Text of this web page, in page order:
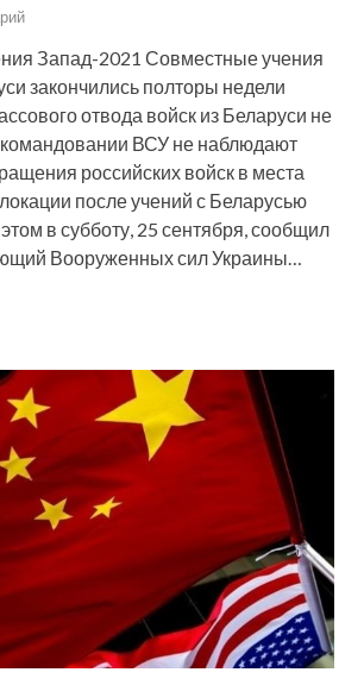
Запад-2021 Совместные учения
закончились полторы недели
отвода войск из Беларуси не
ВСУ не наблюдают
российских войск в места
после учений с Беларусью
в субботу, 25 сентября, сообщил
Вооруженных сил Украины…